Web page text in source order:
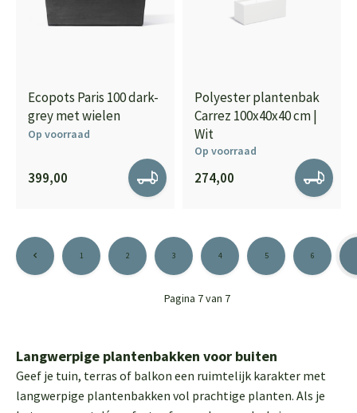
Ecopots Paris 100 dark-
grey met wielen
Op voorraad
399,00
Polyester plantenbak
Carrez 100x40x40 cm |
Wit
Op voorraad
274,00
Pagina 7 van 7
1 2 3 4 5 6
Langwerpige plantenbakken voor buiten
Geef je tuin, terras of balkon een ruimtelijk karakter met
langwerpige plantenbakken vol prachtige planten. Als je